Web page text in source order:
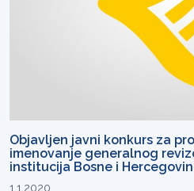
Objavljen javni konkurs za
imenovanje generalnog
institucija Bosne i
1.1.2020